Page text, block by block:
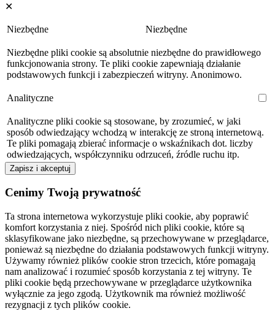
✕
Niezbędne Niezbędne
Niezbędne pliki cookie są absolutnie niezbędne do prawidłowego
funkcjonowania strony. Te pliki cookie zapewniają działanie
podstawowych funkcji i zabezpieczeń witryny. Anonimowo.
Analityczne
Analityczne pliki cookie są stosowane, by zrozumieć, w jaki
sposób odwiedzający wchodzą w interakcję ze stroną internetową.
Te pliki pomagają zbierać informacje o wskaźnikach dot. liczby
odwiedzających, współczynniku odrzuceń, źródle ruchu itp.
Zapisz i akceptuj
Cenimy Twoją prywatność
Ta strona internetowa wykorzystuje pliki cookie, aby poprawić
komfort korzystania z niej. Spośród nich pliki cookie, które są
sklasyfikowane jako niezbędne, są przechowywane w przeglądarce,
ponieważ są niezbędne do działania podstawowych funkcji witryny.
Używamy również plików cookie stron trzecich, które pomagają
nam analizować i rozumieć sposób korzystania z tej witryny. Te
pliki cookie będą przechowywane w przeglądarce użytkownika
wyłącznie za jego zgodą. Użytkownik ma również możliwość
rezygnacji z tych plików cookie.